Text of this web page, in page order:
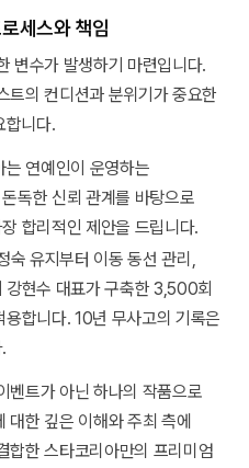
세스와 책임
변수가 발생하기 마련입니다.
트의 컨디션과 분위기가 중요한
합니다.
연예인이 운영하는
독한 신뢰 관계를 바탕으로
합리적인 제안을 드립니다.
숙 유지부터 이동 동선 관리,
현수 대표가 구축한 3,500회
합니다. 10년 무사고의 기록은
벤트가 아닌 하나의 작품으로
대한 깊은 이해와 주최 측에
합한 스타코리아만의 프리미엄